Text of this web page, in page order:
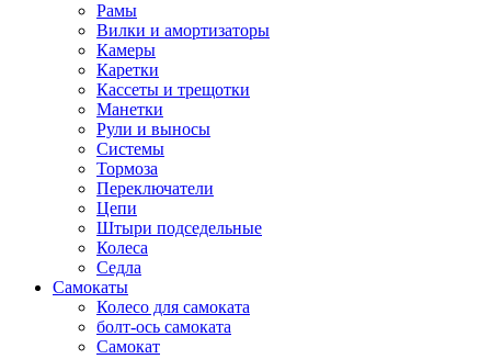
Рамы
Вилки и амортизаторы
Камеры
Каретки
Кассеты и трещотки
Манетки
Рули и выносы
Системы
Тормоза
Переключатели
Цепи
Штыри подседельные
Колеса
Седла
Самокаты
Колесо для самоката
болт-ось самоката
Самокат